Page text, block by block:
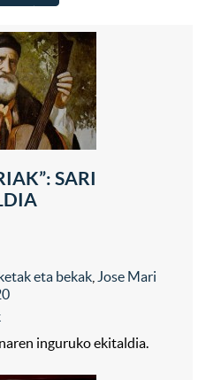
SARI
eta bekak Jose Mari
inguruko ekitaldia.